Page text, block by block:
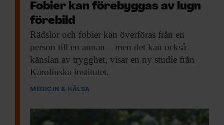
Fobier kan förebyggas av lugn
förebild
Rädslor och fobier kan överföras från en
person till en annan – men det kan också
känslan av trygghet, visar en ny studie från
Karolinska institutet.
MEDICIN & HÄLSA